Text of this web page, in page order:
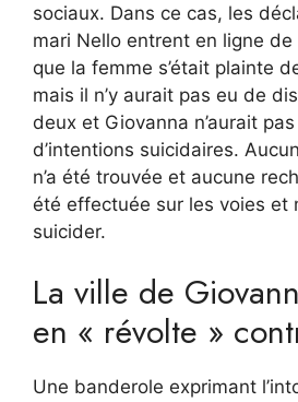
sociaux. Dans ce cas, les
mari Nello entrent en ligne
que la femme s’était plainte
mais il n’y aurait pas eu de
deux et Giovanna n’aurait
d’intentions suicidaires.
n’a été trouvée et aucune
été effectuée sur les voies et
suicider.
La ville de
en « révolte »
Une banderole exprimant